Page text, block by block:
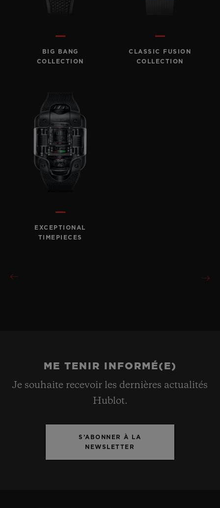
BIG BANG
COLLECTION
CLASSIC FUSION
COLLECTION
EXCEPTIONAL
TIMEPIECES
ME TENIR INFORMÉ(E)
Je souhaite recevoir les dernières actualités
Hublot.
S’ABONNER À LA
NEWSLETTER